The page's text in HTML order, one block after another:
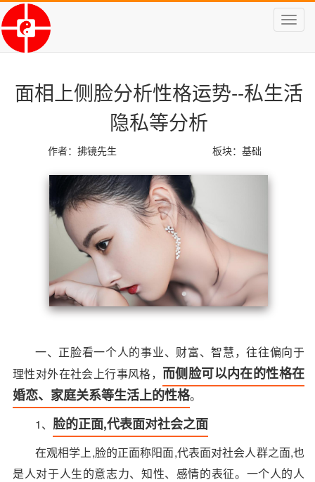
面相上侧脸分析性格运势--私生活
隐私等分析
作者：拂镜先生 板块： 基础
一、正脸看一个人的事业、财富、智慧，往往偏向于
理性对外在社会上行事风格， 而侧脸可以内在的性格在
婚恋、家庭关系等生活上的性格。
1、 脸的正面,代表面对社会之面
在观相学上,脸的正面称阳面,代表面对社会人群之面,也
是人对于人生的意志力、知性、感情的表征。一个人的人